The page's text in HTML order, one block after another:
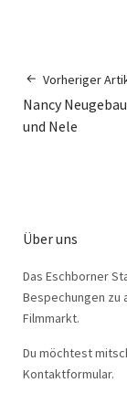
Vorheriger
Nancy
und Nele
Über uns
Das Eschborner
Bespechungen zu
Filmmarkt.
Du möchtest
Kontaktformular.